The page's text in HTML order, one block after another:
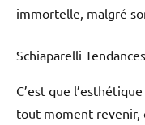
immortelle, malgré
Schiaparelli
C’est que
tout moment revenir,